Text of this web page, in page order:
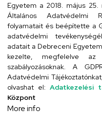
4024 Debrecen,
Szervezeti
UD
Egyetem a 2018. május 25.
Általános Adatvédelmi
folyamatait és beépítette a
adatvédelmi
adatait a Debreceni
kezelte, megfelelve az
szabályozásoknak. A
Adatvédelmi
olvashat el: Adatkezelési
Központ
More info